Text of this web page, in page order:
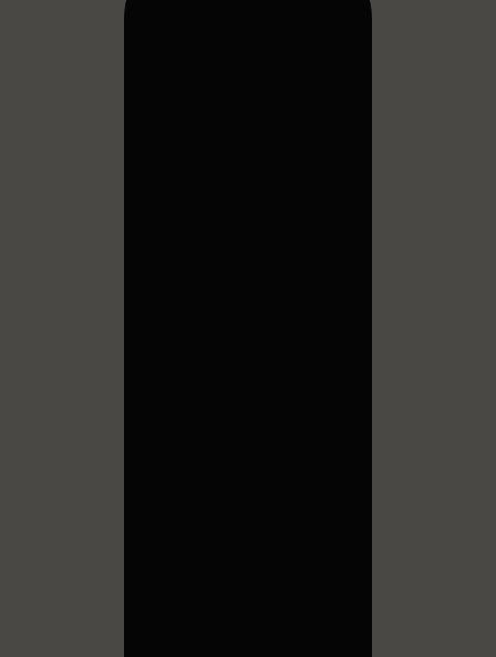
nell'era